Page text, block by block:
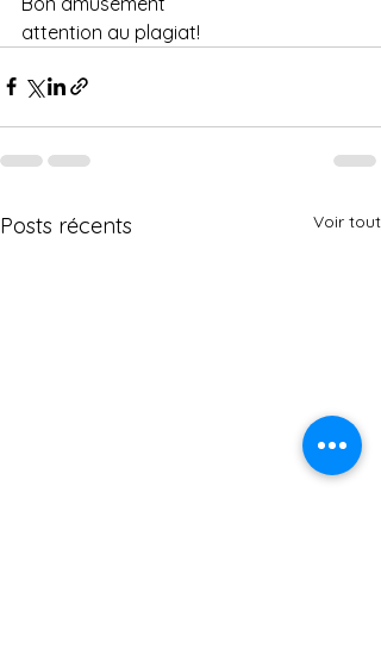
attention au plagiat!
Posts récents Voir tout